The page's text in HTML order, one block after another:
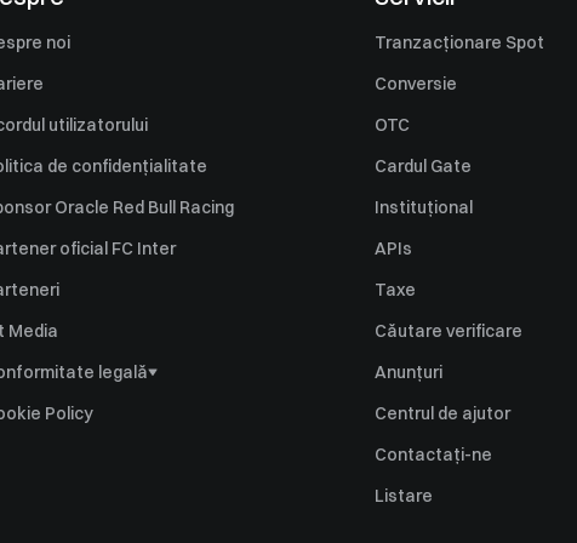
noi
utilizatorului
de confidențialitate
Oracle Red Bull Racing
oficial FC Inter
Media
legală
de divulgare a riscurilor
Policy
Tranzacționare Spot
Conversie
OTC
Cardul Gate
Instituțional
APIs
Taxe
Căutare verificare
Anunțuri
Centrul de ajutor
Contactați-ne
Listare